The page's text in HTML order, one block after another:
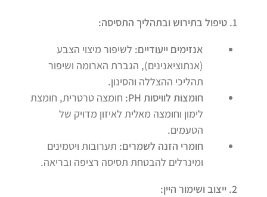
1. טיפול בתירוש ובתהליך התסיסה:
אנזימים ייעודיים: לשיפור מיצוי הצבע
(אנתוציאנינים), הגברת הארומה ושיפור
תהליכי ההצללה והסינון.
חומצות לוויסות
חומצה טרטרית, חומצת
לימון וחומצה מאלית לאיזון מדויק של
הטעמים.
חומרי הזנה לשמרים: תערובות ויטמינים
ומינרלים להבטחת תסיסה רציפה ובריאה.
2. ייצוב ושימור היין: